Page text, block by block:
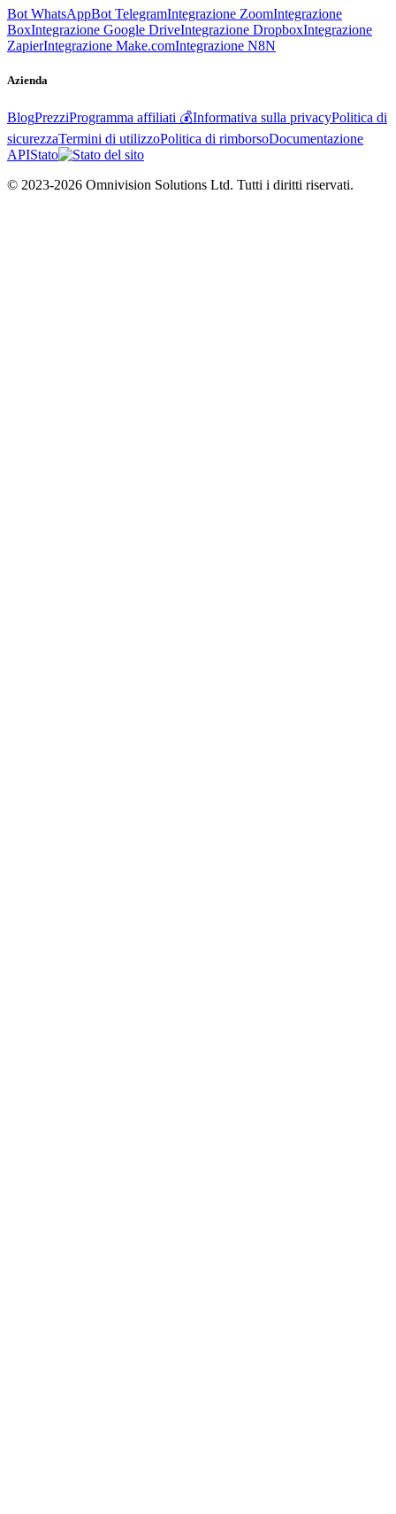
Bot WhatsAppBot TelegramIntegrazione ZoomIntegrazione
BoxIntegrazione Google DriveIntegrazione DropboxIntegrazione
ZapierIntegrazione Make.comIntegrazione N8N
Azienda
BlogPrezziProgramma affiliati 💰Informativa sulla privacyPolitica di
sicurezzaTermini di utilizzoPolitica di rimborsoDocumentazione
APIStato
© 2023-2026 Omnivision Solutions Ltd. Tutti i diritti riservati.